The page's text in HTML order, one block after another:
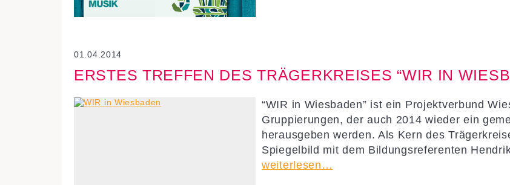
01.04.2014
ERSTES TREFFEN DES TRÄGERKREISES “WIR IN
“WIR in Wiesbaden” ist ein Projektverbund
Gruppierungen, der auch 2014 wieder ein
herausgeben werden. Als Kern des
Spiegelbild mit dem Bildungsreferenten
weiterlesen…